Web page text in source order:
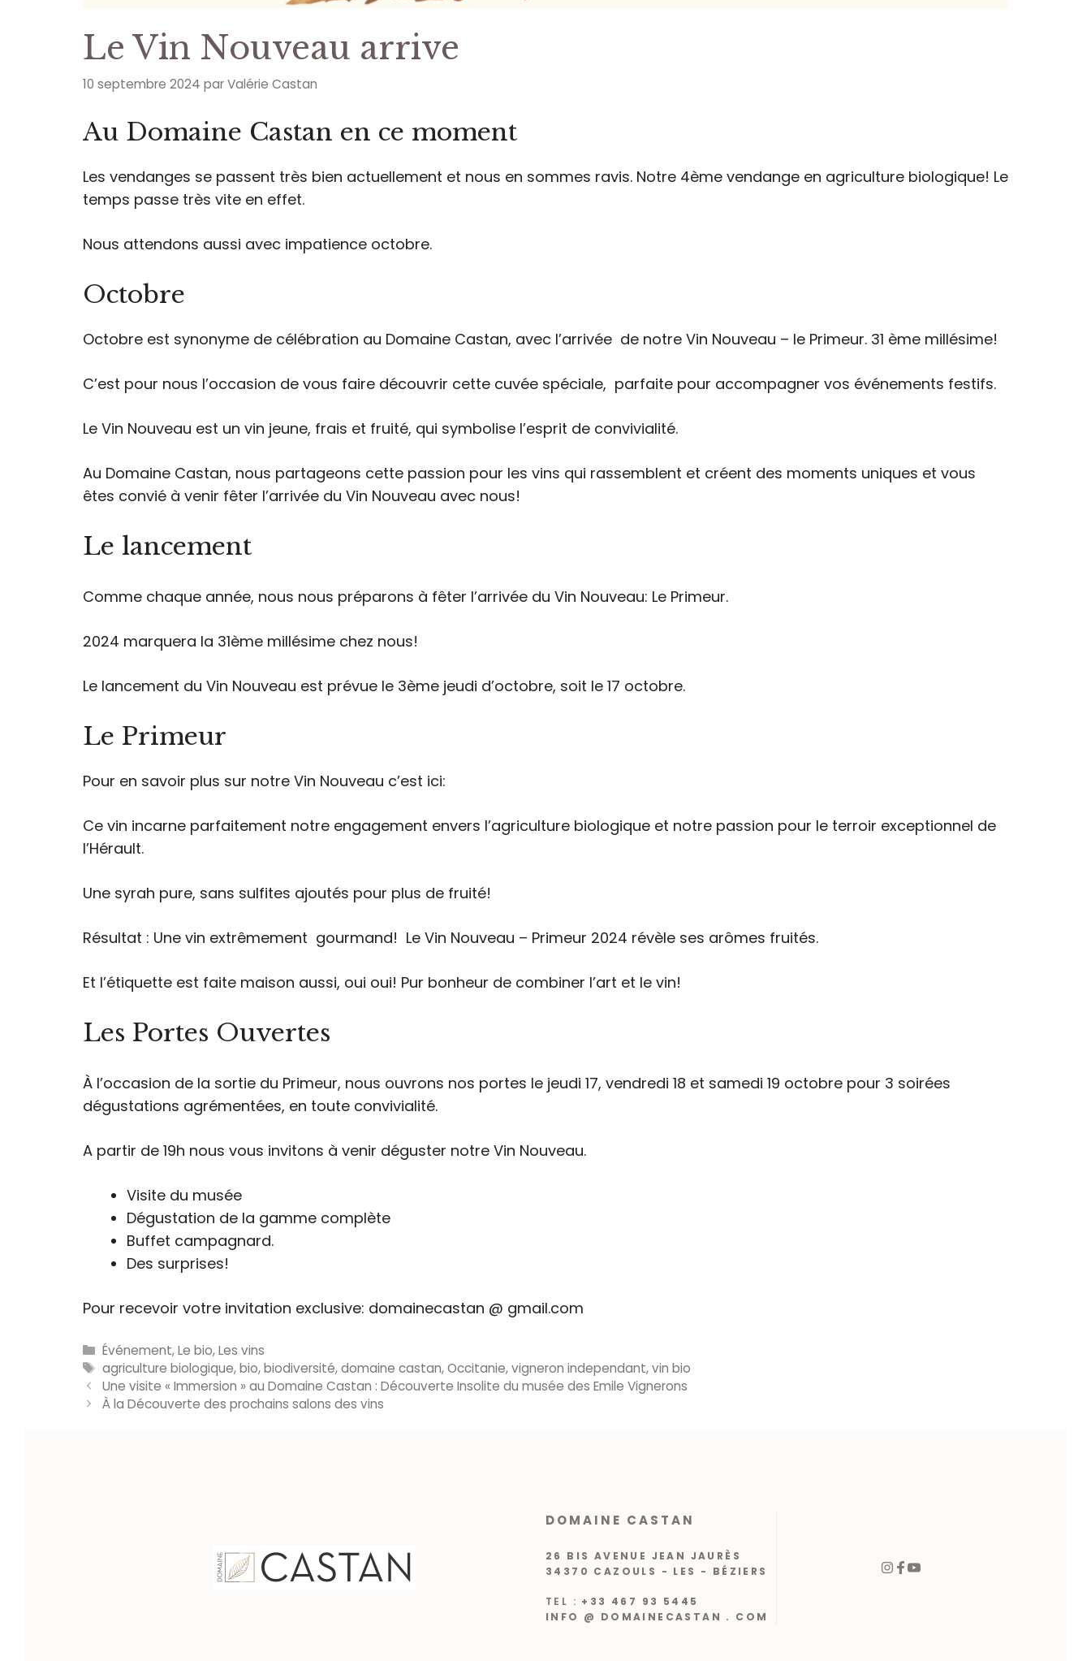
Le Vin Nouveau arrive
10 septembre 2024 parValérie Castan
Au Domaine Castan en ce moment
Les vendanges se passent très bien actuellement et nous en sommes ravis. Notre 4ème vendange en agriculture biologique! Le
temps passe très vite en effet.
Nous attendons aussi avec impatience octobre.
Octobre
Octobre est synonyme de célébration au Domaine Castan, avec l’arrivée de notre Vin Nouveau – le Primeur. 31 ème millésime!
C’est pour nous l’occasion de vous faire découvrir cette cuvée spéciale, parfaite pour accompagner vos événements festifs.
Le Vin Nouveau est un vin jeune, frais et fruité, qui symbolise l’esprit de convivialité.
Au Domaine Castan, nous partageons cette passion pour les vins qui rassemblent et créent des moments uniques et vous
êtes convié à venir fêter l’arrivée du Vin Nouveau avec nous!
Le lancement
Comme chaque année, nous nous préparons à fêter l’arrivée du Vin Nouveau: Le Primeur.
2024 marquera la 31ème millésime chez nous!
Le lancement du Vin Nouveau est prévue le 3ème jeudi d’octobre, soit le 17 octobre.
Le Primeur
Pour en savoir plus sur notre Vin Nouveau c’est ici:
Ce vin incarne parfaitement notre engagement envers l’agriculture biologique et notre passion pour le terroir exceptionnel de
l’Hérault.
Une syrah pure, sans sulfites ajoutés pour plus de fruité!
Résultat : Une vin extrêmement gourmand! Le Vin Nouveau – Primeur 2024 révèle ses arômes fruités.
Et l’étiquette est faite maison aussi, oui oui! Pur bonheur de combiner l’art et le vin!
Les Portes Ouvertes
À l’occasion de la sortie du Primeur, nous ouvrons nos portes le jeudi 17, vendredi 18 et samedi 19 octobre pour 3 soirées
dégustations agrémentées, en toute convivialité.
A partir de 19h nous vous invitons à venir déguster notre Vin Nouveau.
Visite du musée
Dégustation de la gamme complète
Buffet campagnard.
Des surprises!
Pour recevoir votre invitation exclusive: domainecastan @ gmail.com
Catégories
Événement,Le bio,Les vins
Étiquettes
agriculture biologique,bio,biodiversité,domaine castan,Occitanie,vigneron independant,vin bio
Une visite « Immersion » au Domaine Castan : Découverte Insolite du musée des Emile Vignerons
À la Découverte des prochains salons des vins
DOMAINE CASTAN
26 BIS AVENUE JEAN JAURÈS
34370 CAZOULS - LES - BÉZIERS
TEL : +33 467 93 5445
INFO @ DOMAINECASTAN . COM